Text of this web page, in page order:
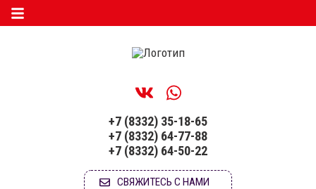
+7 (8332) 35-18-65
+7 (8332) 64-77-88
+7 (8332) 64-50-22
СВЯЖИТЕСЬ С НАМИ